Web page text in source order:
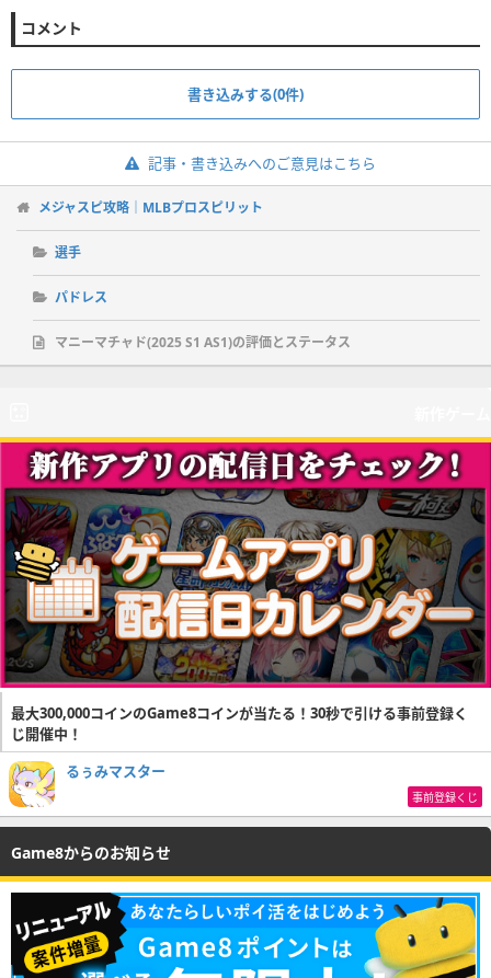
コメント
書き込みする(0件)
記事・書き込みへのご意見はこちら
メジャスピ攻略｜MLBプロスピリット
選手
パドレス
マニーマチャド(2025 S1 AS1)の評価とステータス
最大300,000コインのGame8コインが当たる！30秒で引ける事前登録く
じ開催中！
るぅみマスター
事前登録くじ
Game8からのお知らせ